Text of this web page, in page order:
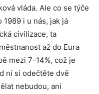
vláda. Ale co se týče
1989 i u nás, jak já
civilizace, ta
až do Eura
mezi 7-14%, což je
ní si odečtěte dvě
nebudou, ani